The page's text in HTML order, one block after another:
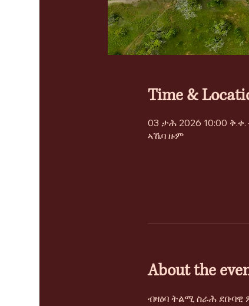
Time &
03 ታሕ 2026 10:00 ቅ.ቀ.
ኣኼባ ዙም
About the
ብዛዕባ ትልሚ ስራሕ ደቡባዊ